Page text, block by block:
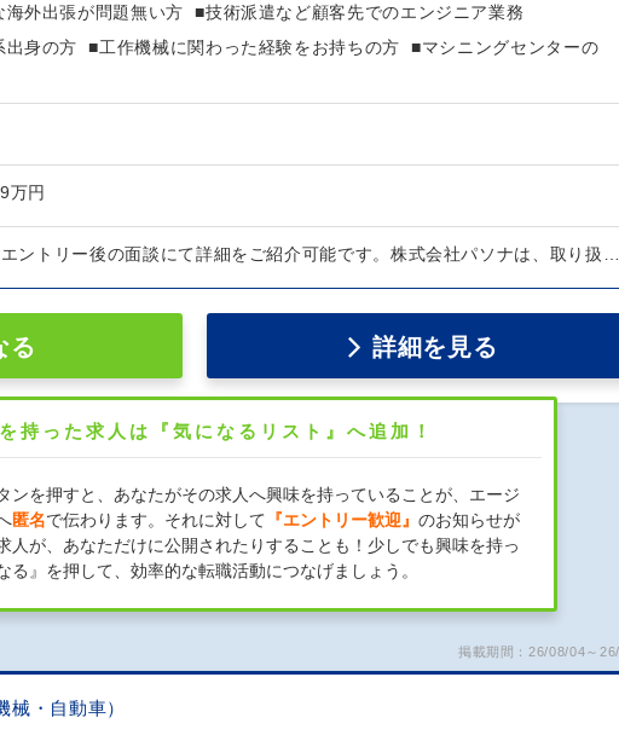
海外出張が問題無い方 ■技術派遣など顧客先でのエンジニア業務
出身の方 ■工作機械に関わった経験をお持ちの方 ■マシニングセンターの
万円
ントリー後の面談にて詳細をご紹介可能です。株式会社パソナは、取り扱
る 詳細を見る
持った求人は『気になるリスト』へ追加！
ンを押すと、あなたがその求人へ興味を持っていることが、エージ
匿名で伝わります。それに対して 『エントリー歓迎』 のお知らせが
人が、あなただけに公開されたりすることも！少しでも興味を持っ
』を押して、効率的な転職活動につなげましょう。
掲載期間：26/08/04～
械・自動車）